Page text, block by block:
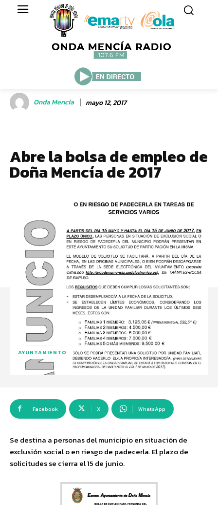
Onda Mencía mayo 12, 2017
Abre la bolsa de empleo de
Doña Mencía de 2017
AYUNTAMIENTO
Facebook X WhatsApp
Se destina a personas del municipio en situación de
exclusión social o en riesgo de padecerla. El plazo de
solicitudes se cierra el 15 de junio.